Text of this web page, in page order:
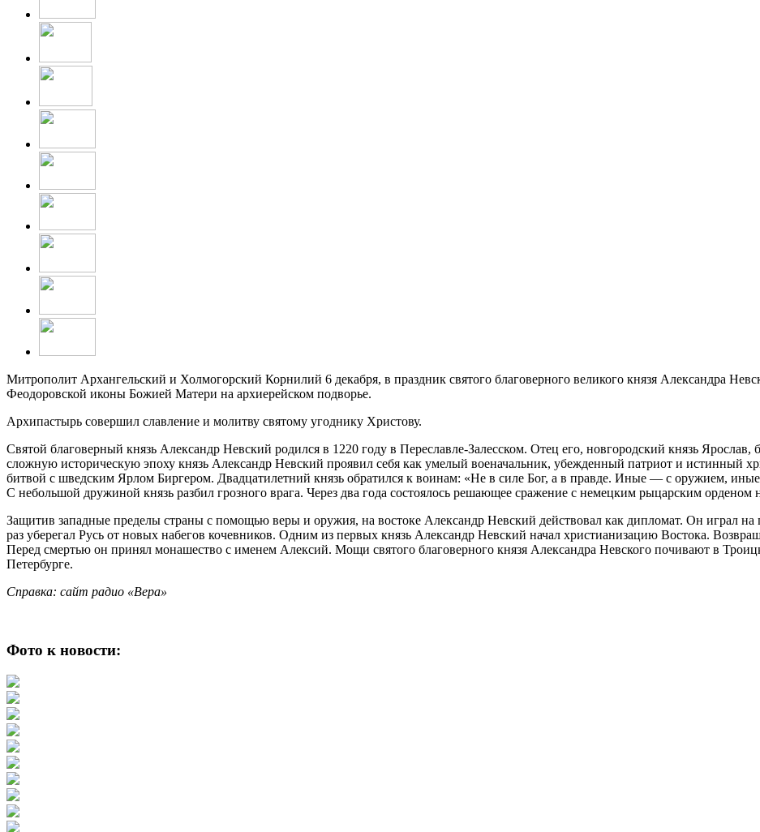
Митрополит Архангельский и Холмогорский Корнилий 6 декабря, в праздник святого благоверного великого князя Александра
Феодоровской иконы Божией Матери на архиерейском подворье.
Архипастырь совершил славление и молитву святому угоднику Христову.
Святой благоверный князь Александр Невский родился в 1220 году в Переславле-Залесском. Отец его, новгородский князь
сложную историческую эпоху князь Александр Невский проявил себя как умелый военачальник, убежденный патриот и истинный
битвой с шведским Ярлом Биргером. Двадцатилетний князь обратился к воинам: «Не в силе Бог, а в правде. Иные — с оружием,
С небольшой дружиной князь разбил грозного врага. Через два года состоялось решающее сражение с немецким рыцарским орденом
Защитив западные пределы страны с помощью веры и оружия, на востоке Александр Невский действовал как дипломат. Он играл
раз уберегал Русь от новых набегов кочевников. Одним из первых князь Александр Невский начал христианизацию Востока.
Перед смертью он принял монашество с именем Алексий. Мощи святого благоверного князя Александра Невского почивают в
Петербурге.
Справка: сайт радио «Вера»
Фото к новости: